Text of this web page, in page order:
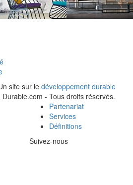
site sur le développement durable
- Tous droits réservés.
Partenariat
Services
Définitions
Suivez-nous